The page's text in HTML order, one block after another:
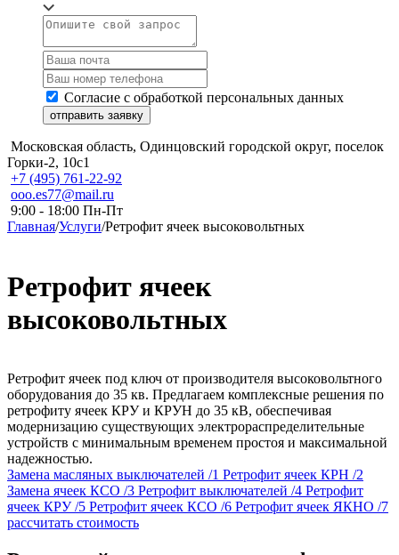
Согласие с обработкой персональных данных
отправить заявку
Московская область, Одинцовский городской округ, поселок
Горки-2, 10с1
+7 (495) 761-22-92
ooo.es77@mail.ru
9:00 - 18:00 Пн-Пт
Главная/Услуги/Ретрофит ячеек высоковольтных
Ретрофит ячеек
высоковольтных
Ретрофит ячеек под ключ от производителя высоковольтного
оборудования до 35 кв. Предлагаем комплексные решения по
ретрофиту ячеек КРУ и КРУН до 35 кВ, обеспечивая
модернизацию существующих электрораспределительные
устройств с минимальным временем простоя и максимальной
надежностью.
Замена масляных выключателей /1 Ретрофит ячеек КРН /2
Замена ячеек КСО /3 Ретрофит выключателей /4 Ретрофит
ячеек КРУ/5 Ретрофит ячеек КСО /6 Ретрофит ячеек ЯКНО /7
рассчитать стоимость